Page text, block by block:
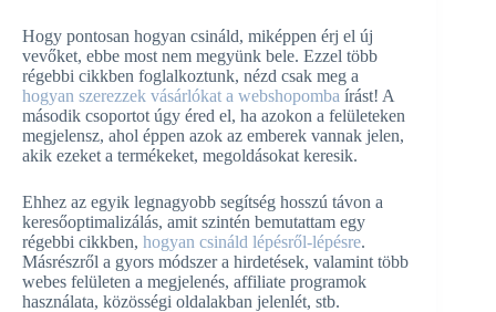
Hogy pontosan hogyan csináld, miképpen érj el új
vevőket, ebbe most nem megyünk bele. Ezzel több
régebbi cikkben foglalkoztunk, nézd csak meg a
hogyan szerezzek vásárlókat a webshopomba írást! A
második csoportot úgy éred el, ha azokon a felületeken
megjelensz, ahol éppen azok az emberek vannak jelen,
akik ezeket a termékeket, megoldásokat keresik.
Ehhez az egyik legnagyobb segítség hosszú távon a
keresőoptimalizálás, amit szintén bemutattam egy
régebbi cikkben, hogyan csináld lépésről-lépésre.
Másrészről a gyors módszer a hirdetések, valamint több
webes felületen a megjelenés, affiliate programok
használata, közösségi oldalakban jelenlét, stb.